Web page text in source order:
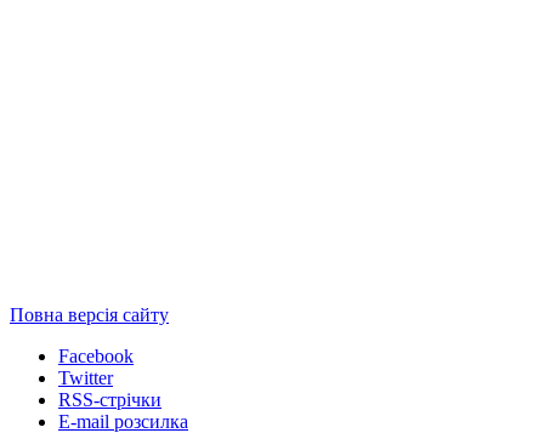
Повна версія сайту
Facebook
Twitter
RSS-стрічки
E-mail розсилка